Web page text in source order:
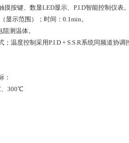
按键、数显LED显示、P.I.D智能控制仪表。
显示范围）；时间：0.1min。
测温体。
；温度控制采用P.I.D + S.S.R系统同频道协
：
、300℃